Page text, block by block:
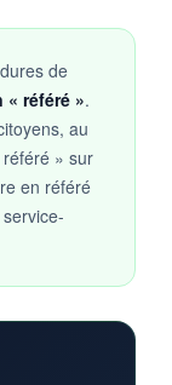
de
« référé ».
au
» sur
en référé